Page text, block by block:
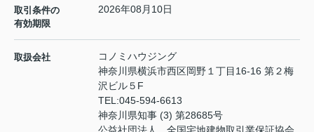
取引条件の
有効期限
2026年08月10日
取扱会社
コノミハウジング
神奈川県横浜市西区岡野１丁目16-16 第２梅
沢ビル５F
TEL:045-594-6613
神奈川県知事 (3) 第28685号